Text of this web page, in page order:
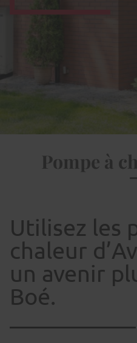
Pompe à
Utilisez les
chaleur
un avenir
Boé.